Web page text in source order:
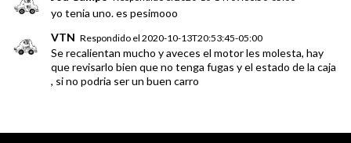
yo tenia uno. es pesimooo
VTN Respondido el2020-10-13T20:53:45-05:00
Se recalientan mucho y aveces el motor les molesta, hay
que revisarlo bien que no tenga fugas y el estado de la caja
, si no podria ser un buen carro